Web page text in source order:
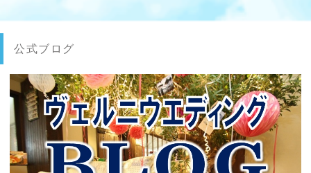
公式ブログ